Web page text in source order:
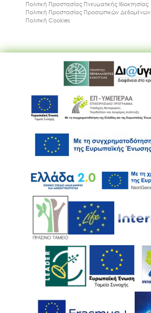
Πολιτική Προστασίας Πνευματικής Ιδιοκτησίας
Πολιτική Προστασίας Προσωπικών Δεδομένων
Πολιτική Cookies